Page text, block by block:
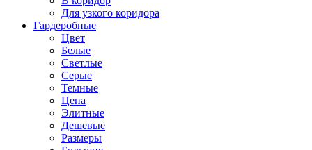
Для узкого коридора
Гардеробные
Цвет
Белые
Светлые
Серые
Темные
Цена
Элитные
Дешевые
Размеры